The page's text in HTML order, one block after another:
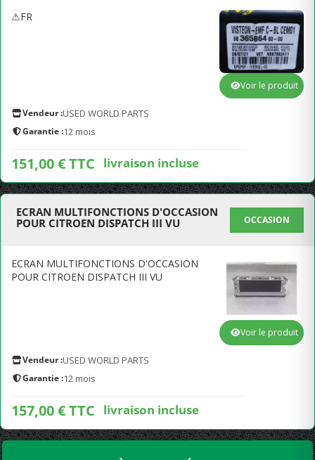
⚠FR
Vendeur :USED WORLD PARTS
Garantie :12 mois
151,00 € TTC livraison incluse
Voir le produit
ECRAN MULTIFONCTIONS D'OCCASION
POUR CITROEN DISPATCH III VU
OCCASION
ECRAN MULTIFONCTIONS D'OCCASION
POUR CITROEN DISPATCH III VU
Vendeur :USED WORLD PARTS
Garantie :12 mois
157,00 € TTC livraison incluse
Voir le produit